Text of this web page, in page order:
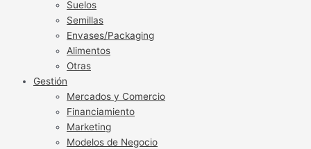
Suelos
Semillas
Envases/Packaging
Alimentos
Otras
Gestión
Mercados y Comercio
Financiamiento
Marketing
Modelos de Negocio